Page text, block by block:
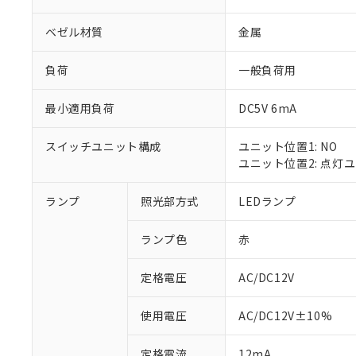
ベゼル材質 金属
負荷 一般負荷用
最小適用負荷 DC5V 6mA
スイッチユニット構成
ユニット位置1: NO
ユニット位置2: 点灯
ランプ 照光部方式 LEDランプ
ランプ色 赤
定格電圧 AC/DC12V
使用電圧 AC/DC12V±10%
ご利用条件
以下の条件をお
※1 対応状況
対応予定：EU
対応予定なし：
調査・確認中：
非該当品：ライセ
※1 中国